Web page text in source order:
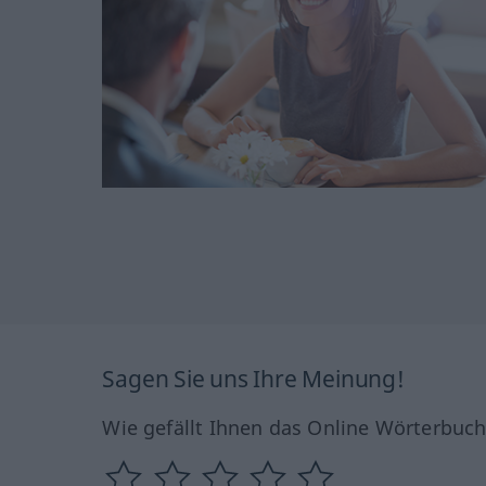
Sagen Sie uns Ihre Meinung!
Wie gefällt Ihnen das Online